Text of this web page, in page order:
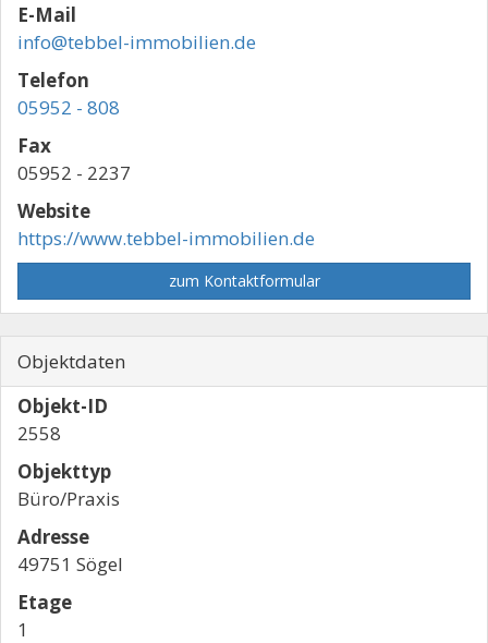
E-Mail
info@tebbel-immobilien.de
Telefon
05952 - 808
Fax
05952 - 2237
Website
https://www.tebbel-immobilien.de
zum Kontaktformular
Objektdaten
Objekt-ID
2558
Objekttyp
Büro/Praxis
Adresse
49751 Sögel
Etage
1